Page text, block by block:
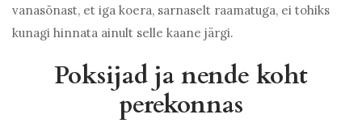
vanasõnast, et iga koera, sarnaselt raamatuga, ei tohiks
kunagi hinnata ainult selle kaane järgi.
Poksijad ja nende koht
perekonnas